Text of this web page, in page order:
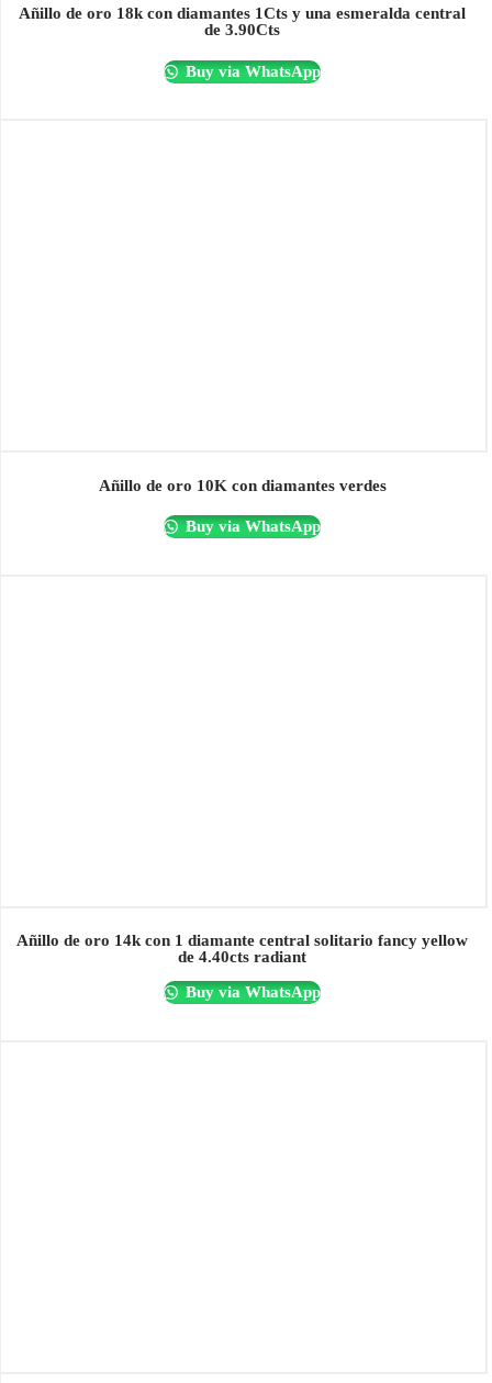
Añillo de oro 18k con diamantes 1Cts y una esmeralda central
de 3.90Cts
Buy via WhatsApp
Añillo de oro 10K con diamantes verdes
Buy via WhatsApp
Añillo de oro 14k con 1 diamante central solitario fancy yellow
de 4.40cts radiant
Buy via WhatsApp